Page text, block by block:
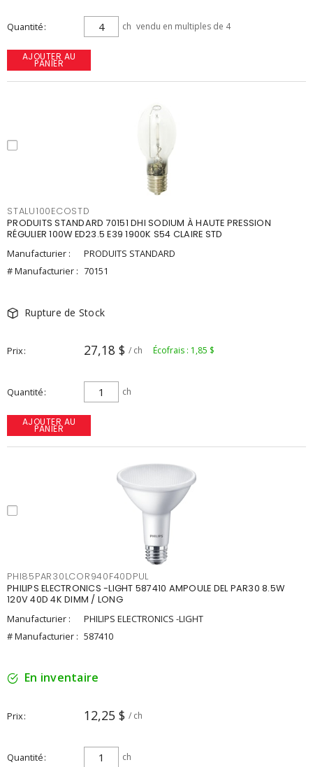
Quantité ch vendu en multiples de 4
AJOUTER AU
PANIER
STALU100ECOSTD
PRODUITS STANDARD 70151 DHI SODIUM À HAUTE PRESSION
RÉGULIER 100W ED23.5 E39 1900K S54 CLAIRE STD
Manufacturier :
PRODUITS STANDARD
# Manufacturier : 70151
Rupture de Stock
Prix 27,18 $ / ch Écofrais : 1,85 $
Quantité ch
AJOUTER AU
PANIER
PHI85PAR30LCOR940F40DPUL
PHILIPS ELECTRONICS -LIGHT 587410 AMPOULE DEL PAR30 8.5W
120V 40D 4K DIMM / LONG
Manufacturier :
PHILIPS ELECTRONICS -LIGHT
# Manufacturier : 587410
En inventaire
Prix 12,25 $ / ch
Quantité ch